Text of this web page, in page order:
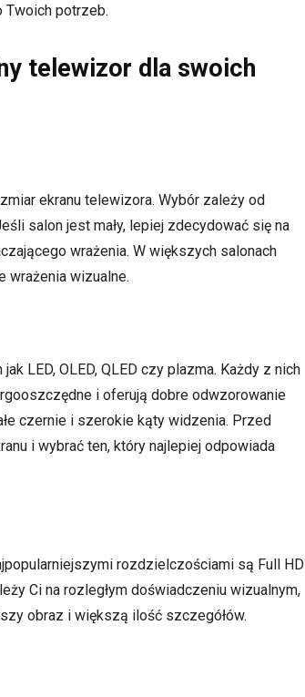
Twoich potrzeb.
telewizor dla swoich
ekranu telewizora. Wybór zależy od
salon jest mały, lepiej zdecydować się na
wrażenia. W większych salonach
wrażenia wizualne.
LED, OLED, QLED czy plazma. Każdy z nich
i oferują dobre odwzorowanie
czernie i szerokie kąty widzenia. Przed
i wybrać ten, który najlepiej odpowiada
rozdzielczościami są Full HD
Ci na rozległym doświadczeniu wizualnym,
obraz i większą ilość szczegółów.